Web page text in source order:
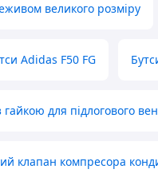
великого розміру
Adidas F50 FG
гайкою для підлогового
клапан компресора